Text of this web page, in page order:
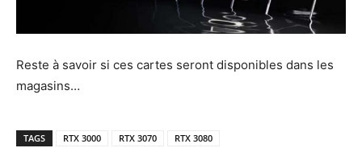
Reste à savoir si ces cartes seront disponibles dans les
magasins…
TAGS RTX 3000 RTX 3070 RTX 3080